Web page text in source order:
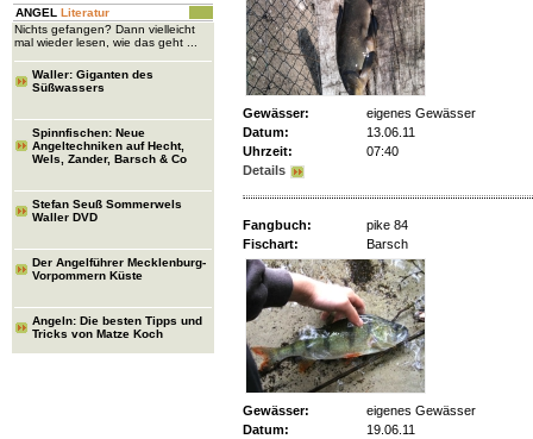
ANGEL Literatur
Nichts gefangen? Dann vielleicht
mal wieder lesen, wie das geht ...
Waller: Giganten des
Süßwassers
Spinnfischen: Neue
Angeltechniken auf Hecht,
Wels, Zander, Barsch & Co
Stefan Seuß Sommerwels
Waller DVD
Der Angelführer Mecklenburg-
Vorpommern Küste
Angeln: Die besten Tipps und
Tricks von Matze Koch
Gewässer:
eigenes Gewässer
Datum:
13.06.11
Uhrzeit:
07:40
Details
Fangbuch:
pike 84
Fischart:
Barsch
Gewässer:
eigenes Gewässer
Datum:
19.06.11